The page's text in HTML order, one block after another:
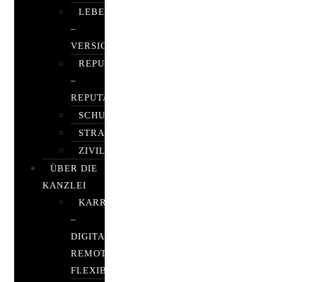
LEBENSVERSICHERUNG
–
VERSICHERUNGSRECHT
REPUTATIONSRECHT
–
REPUTATIONSMANAGEMENT
SCHUFARECHT
STRAFRECHT
ZIVILRECHT
ÜBER DIE
KANZLEI
KARRIERE
–
DIGITAL,
REMOTE,
FLEXIBEL